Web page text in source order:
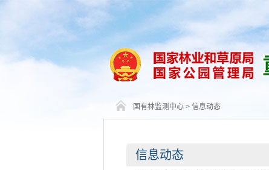
国有林监测中心 > 信息动态
信息动态